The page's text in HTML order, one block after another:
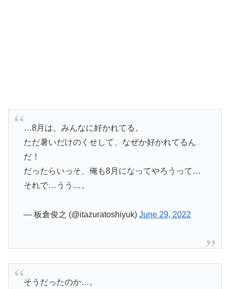
…8月は、みんなに好かれてる。
ただ暑いだけのくせして、なぜか好かれてるん
だ！
だったらいっそ、俺も8月になってやろうって…
それで…うう…。
— 板倉俊之 (@itazuratoshiyuk) June 29, 2022
そうだったのか…。